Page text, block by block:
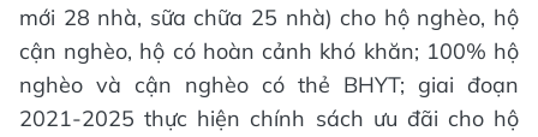
mới 28 nhà, sữa chữa 25 nhà) cho hộ nghèo, hộ
cận nghèo, hộ có hoàn cảnh khó khăn; 100% hộ
nghèo và cận nghèo có thẻ BHYT; giai đoạn
2021-2025 thực hiện chính sách ưu đãi cho hộ